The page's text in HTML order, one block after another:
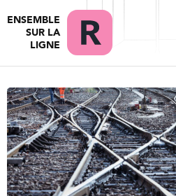
ENSEMBLE
SUR LA
LIGNE